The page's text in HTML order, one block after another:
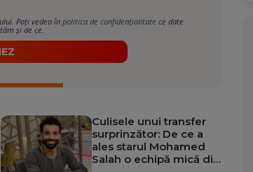
Poți vedea înpolitica de confidențialitate ce date
și de ce.
Culisele unui transfer
surprinzător: De ce a
ales starul Mohamed
Salah o echipă mică din